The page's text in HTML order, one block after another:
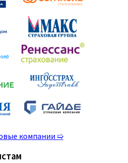
компании ➯